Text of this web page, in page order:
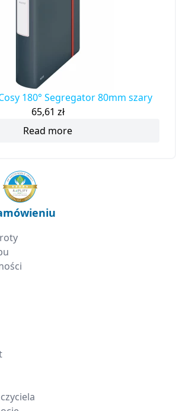
180° Segregator 80mm szary
65,61 zł
Read more